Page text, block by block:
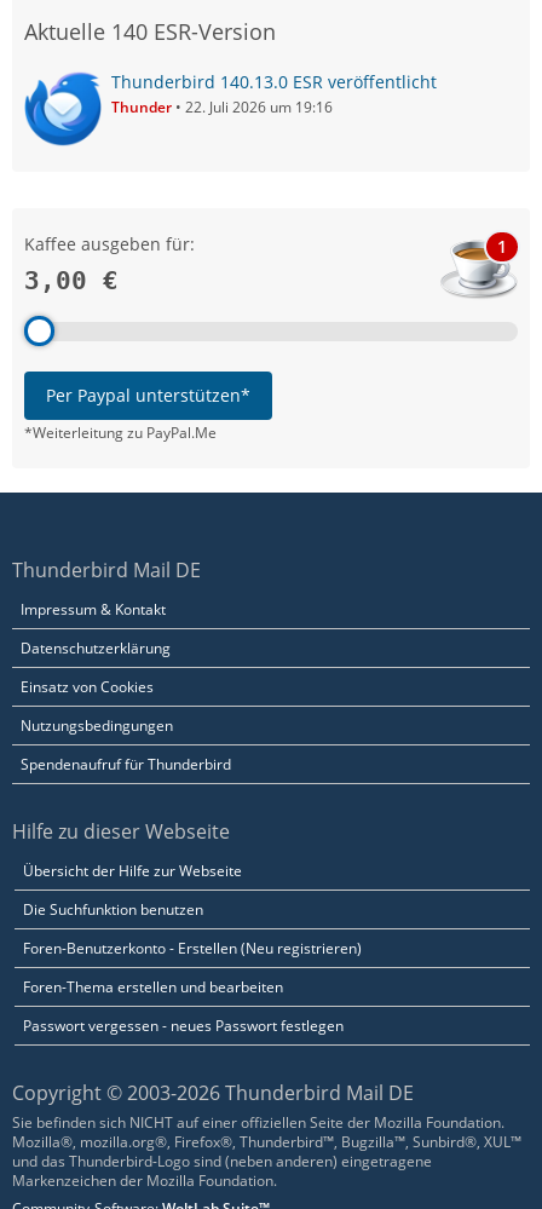
Aktuelle 140 ESR-Version
Thunderbird 140.13.0 ESR veröffentlicht
Thunder 22. Juli 2026 um 19:16
Kaffee ausgeben für:
3,00 €
1
Per Paypal unterstützen*
*Weiterleitung zu PayPal.Me
Thunderbird Mail DE
Impressum & Kontakt
Datenschutzerklärung
Einsatz von Cookies
Nutzungsbedingungen
Spendenaufruf für Thunderbird
Hilfe zu dieser Webseite
Übersicht der Hilfe zur Webseite
Die Suchfunktion benutzen
Foren-Benutzerkonto - Erstellen (Neu registrieren)
Foren-Thema erstellen und bearbeiten
Passwort vergessen - neues Passwort festlegen
Copyright © 2003-2026 Thunderbird Mail DE
Sie befinden sich NICHT auf einer offiziellen Seite der Mozilla Foundation.
Mozilla®, mozilla.org®, Firefox®, Thunderbird™, Bugzilla™, Sunbird®, XUL™
und das Thunderbird-Logo sind (neben anderen) eingetragene
Markenzeichen der Mozilla Foundation.